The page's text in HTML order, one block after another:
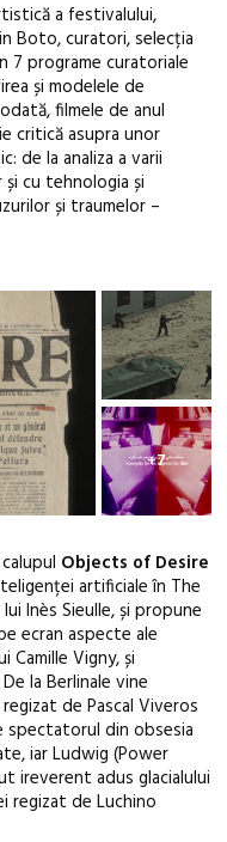
a festivalului,
Boto, curatori, selecția
7 programe curatoriale
și modelele de
filmele de anul
critică asupra unor
de la analiza a varii
cu tehnologia și
și traumelor –
+7
Objects of Desire
artificiale în The
Inès Sieulle, și propune
ecran aspecte ale
Camille Vigny, și
la Berlinale vine
de Pascal Viveros
spectatorul din obsesia
iar Ludwig (Power
ireverent adus glacialului
regizat de Luchino